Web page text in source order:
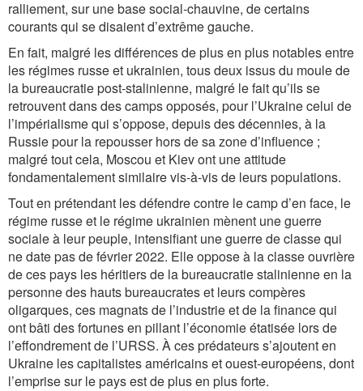
ralliement, sur une base social-chauvine, de certains
courants qui se disaient d’extrême gauche.
En fait, malgré les différences de plus en plus notables entre
les régimes russe et ukrainien, tous deux issus du moule de
la bureaucratie post-stalinienne, malgré le fait qu’ils se
retrouvent dans des camps opposés, pour l’Ukraine celui de
l’impérialisme qui s’oppose, depuis des décennies, à la
Russie pour la repousser hors de sa zone d’influence ;
malgré tout cela, Moscou et Kiev ont une attitude
fondamentalement similaire vis-à-vis de leurs populations.
Tout en prétendant les défendre contre le camp d’en face, le
régime russe et le régime ukrainien mènent une guerre
sociale à leur peuple, intensifiant une guerre de classe qui
ne date pas de février 2022. Elle oppose à la classe ouvrière
de ces pays les héritiers de la bureaucratie stalinienne en la
personne des hauts bureaucrates et leurs compères
oligarques, ces magnats de l’industrie et de la finance qui
ont bâti des fortunes en pillant l’économie étatisée lors de
l’effondrement de l’URSS. À ces prédateurs s’ajoutent en
Ukraine les capitalistes américains et ouest-européens, dont
l’emprise sur le pays est de plus en plus forte.